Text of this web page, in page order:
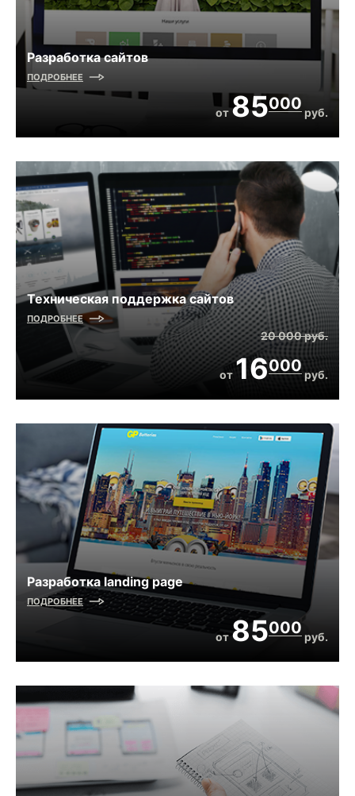
Разработка сайтов
ПОДРОБНЕЕ
от85000 руб.
Техническая поддержка сайтов
ПОДРОБНЕЕ
20 000руб.
от16000 руб.
Разработка landing page
ПОДРОБНЕЕ
от 85000 руб.